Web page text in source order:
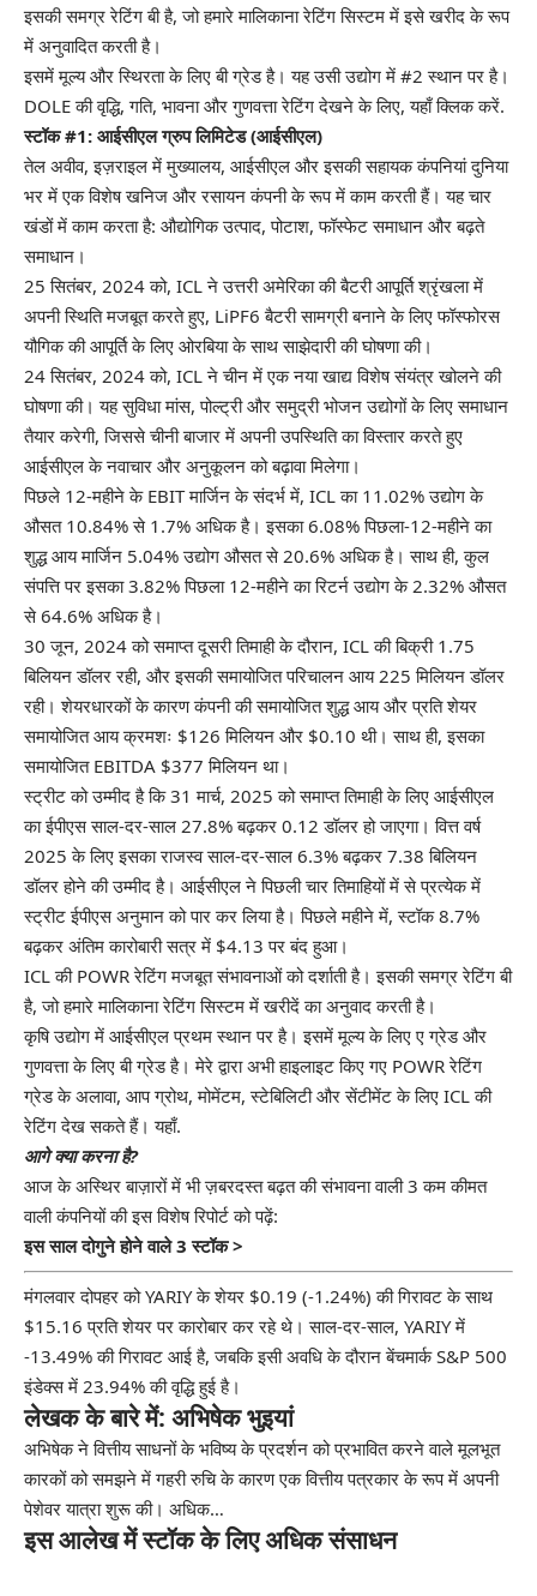
इसकी समग्र रेटिंग बी है, जो हमारे मालिकाना रेटिंग सिस्टम में इसे खरीद के रूप
में अनुवादित करती है।
इसमें मूल्य और स्थिरता के लिए बी ग्रेड है। यह उसी उद्योग में #2 स्थान पर है।
DOLE की वृद्धि, गति, भावना और गुणवत्ता रेटिंग देखने के लिए,यहाँ क्लिक करें.
स्टॉक #1: आईसीएल ग्रुप लिमिटेड (आईसीएल)
तेल अवीव, इज़राइल में मुख्यालय, आईसीएल और इसकी सहायक कंपनियां दुनिया
भर में एक विशेष खनिज और रसायन कंपनी के रूप में काम करती हैं। यह चार
खंडों में काम करता है: औद्योगिक उत्पाद, पोटाश, फॉस्फेट समाधान और बढ़ते
समाधान।
25 सितंबर, 2024 को, ICL ने उत्तरी अमेरिका की बैटरी आपूर्ति श्रृंखला में
अपनी स्थिति मजबूत करते हुए, LiPF6 बैटरी सामग्री बनाने के लिए फॉस्फोरस
यौगिक की आपूर्ति के लिए ओरबिया के साथ साझेदारी की घोषणा की।
24 सितंबर, 2024 को, ICL ने चीन में एक नया खाद्य विशेष संयंत्र खोलने की
घोषणा की। यह सुविधा मांस, पोल्ट्री और समुद्री भोजन उद्योगों के लिए समाधान
तैयार करेगी, जिससे चीनी बाजार में अपनी उपस्थिति का विस्तार करते हुए
आईसीएल के नवाचार और अनुकूलन को बढ़ावा मिलेगा।
पिछले 12-महीने के EBIT मार्जिन के संदर्भ में, ICL का 11.02% उद्योग के
औसत 10.84% ​​से 1.7% अधिक है। इसका 6.08% पिछला-12-महीने का
शुद्ध आय मार्जिन 5.04% उद्योग औसत से 20.6% अधिक है। साथ ही, कुल
संपत्ति पर इसका 3.82% पिछला 12-महीने का रिटर्न उद्योग के 2.32% औसत
से 64.6% अधिक है।
30 जून, 2024 को समाप्त दूसरी तिमाही के दौरान, ICL की बिक्री 1.75
बिलियन डॉलर रही, और इसकी समायोजित परिचालन आय 225 मिलियन डॉलर
रही। शेयरधारकों के कारण कंपनी की समायोजित शुद्ध आय और प्रति शेयर
समायोजित आय क्रमशः $126 मिलियन और $0.10 थी। साथ ही, इसका
समायोजित EBITDA $377 मिलियन था।
स्ट्रीट को उम्मीद है कि 31 मार्च, 2025 को समाप्त तिमाही के लिए आईसीएल
का ईपीएस साल-दर-साल 27.8% बढ़कर 0.12 डॉलर हो जाएगा। वित्त वर्ष
2025 के लिए इसका राजस्व साल-दर-साल 6.3% बढ़कर 7.38 बिलियन
डॉलर होने की उम्मीद है। आईसीएल ने पिछली चार तिमाहियों में से प्रत्येक में
स्ट्रीट ईपीएस अनुमान को पार कर लिया है। पिछले महीने में, स्टॉक 8.7%
बढ़कर अंतिम कारोबारी सत्र में $4.13 पर बंद हुआ।
ICL की POWR रेटिंग मजबूत संभावनाओं को दर्शाती है। इसकी समग्र रेटिंग बी
है, जो हमारे मालिकाना रेटिंग सिस्टम में खरीदें का अनुवाद करती है।
कृषि उद्योग में आईसीएल प्रथम स्थान पर है। इसमें मूल्य के लिए ए ग्रेड और
गुणवत्ता के लिए बी ग्रेड है। मेरे द्वारा अभी हाइलाइट किए गए POWR रेटिंग
ग्रेड के अलावा, आप ग्रोथ, मोमेंटम, स्टेबिलिटी और सेंटीमेंट के लिए ICL की
रेटिंग देख सकते हैं।यहाँ.
आगे क्या करना है?
आज के अस्थिर बाज़ारों में भी ज़बरदस्त बढ़त की संभावना वाली 3 कम कीमत
वाली कंपनियों की इस विशेष रिपोर्ट को पढ़ें:
इस साल दोगुने होने वाले 3 स्टॉक >
मंगलवार दोपहर को YARIY के शेयर $0.19 (-1.24%) की गिरावट के साथ
$15.16 प्रति शेयर पर कारोबार कर रहे थे। साल-दर-साल, YARIY में
-13.49% की गिरावट आई है, जबकि इसी अवधि के दौरान बेंचमार्क S&P 500
इंडेक्स में 23.94% की वृद्धि हुई है।
लेखक के बारे में: अभिषेक भुइयां
अभिषेक ने वित्तीय साधनों के भविष्य के प्रदर्शन को प्रभावित करने वाले मूलभूत
कारकों को समझने में गहरी रुचि के कारण एक वित्तीय पत्रकार के रूप में अपनी
पेशेवर यात्रा शुरू की। अधिक…
इस आलेख में स्टॉक के लिए अधिक संसाधन